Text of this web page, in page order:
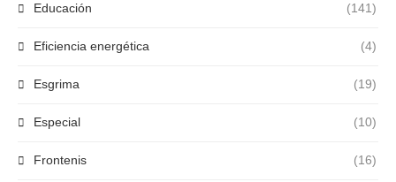
Educación (141)
Eficiencia energética (4)
Esgrima (19)
Especial (10)
Frontenis (16)